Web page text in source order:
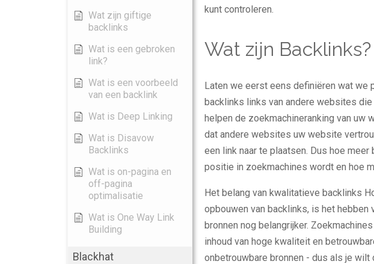
Wat zijn giftige
backlinks
Wat is een gebroken
link?
Wat is een voorbeeld
van een backlink
Wat is Deep Linking
Wat is Disavow
Backlinks
Wat is on-pagina en
off-pagina
optimalisatie
Wat is One Way Link
Building
Blackhat
kunt controleren.
Wat zijn Backlinks?
Laten we eerst eens definiëren wat we
backlinks links van andere websites
helpen de zoekmachineranking van
dat andere websites uw website
een link naar te plaatsen. Dus hoe
positie in zoekmachines wordt en hoe
Het belang van kwalitatieve backlinks
opbouwen van backlinks, is het
bronnen nog belangrijker.
inhoud van hoge kwaliteit en
onbetrouwbare bronnen - dus als je wilt